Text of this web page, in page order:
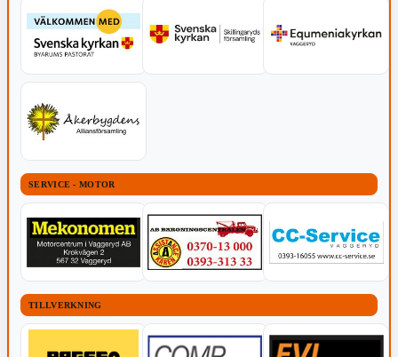
SERVICE - MOTOR
TILLVERKNING